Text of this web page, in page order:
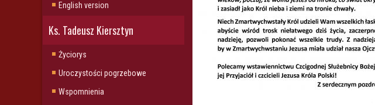
English version
Ks. Tadeusz Kiersztyn
Życiorys
Uroczystości pogrzebowe
Wspomnienia